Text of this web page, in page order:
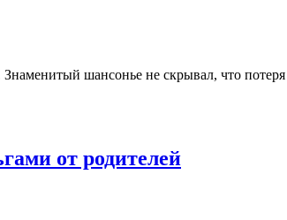
шансонье не скрывал, что
от родителей